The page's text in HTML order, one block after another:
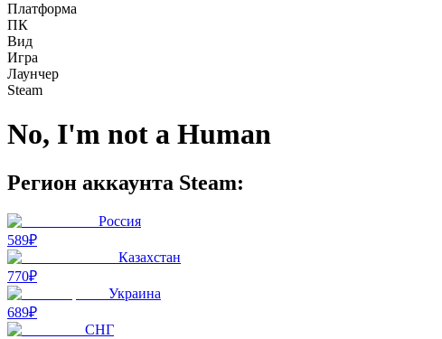
Платформа
ПК
Вид
Игра
Лаунчер
Steam
No, I'm not a Human
Регион аккаунта Steam:
Россия
589₽
Казахстан
770₽
Украина
689₽
СНГ